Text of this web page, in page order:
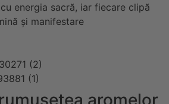
energia sacră, iar fiecare clipă
și manifestare
aromelor